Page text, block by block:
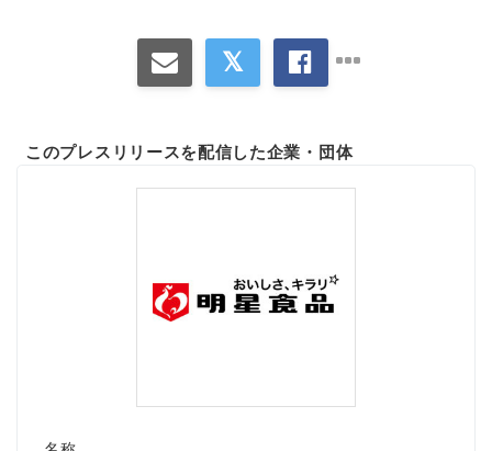
このプレスリリースを配信した企業・団体